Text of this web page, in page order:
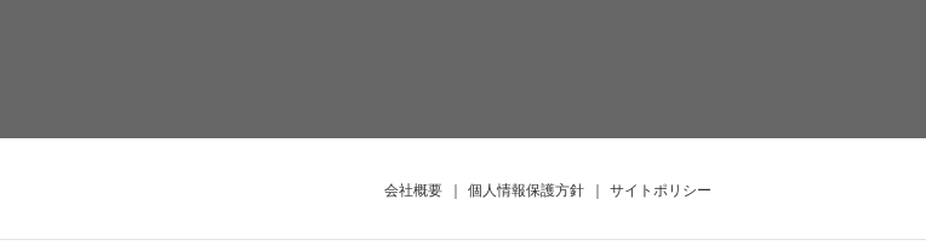
会社概要 ｜ 個人情報保護方針 ｜ サイトポリシー